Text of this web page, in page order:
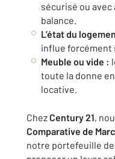
sécurisé ou avec
balance.
L’état du
influe forcément
Meuble ou vide :
toute la donne
locative.
ChezCentury 21,
Comparative de
notre portefeuille